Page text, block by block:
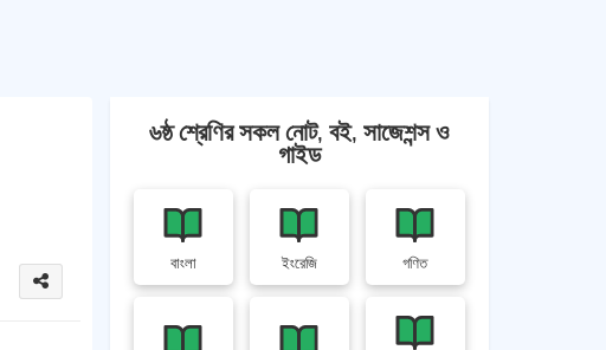
৬ষ্ঠ শ্রেণির সকল নোট, বই, সাজেশন্স ও
গাইড
বাংলা ইংরেজি গণিত